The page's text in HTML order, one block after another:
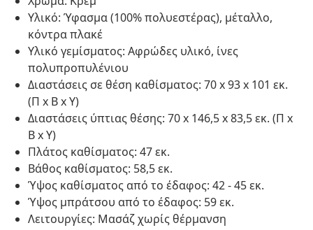
Υλικό: Ύφασμα (100% πολυεστέρας), μέταλλο,
κόντρα πλακέ
Υλικό γεμίσματος: Αφρώδες υλικό, ίνες
πολυπροπυλένιου
Διαστάσεις σε θέση καθίσματος: 70 x 93 x 101 εκ.
(Π x Β x Υ)
Διαστάσεις ύπτιας θέσης: 70 x 146,5 x 83,5 εκ. (Π x
Β x Υ)
Πλάτος καθίσματος: 47 εκ.
Βάθος καθίσματος: 58,5 εκ.
Ύψος καθίσματος από το έδαφος: 42 - 45 εκ.
Ύψος μπράτσου από το έδαφος: 59 εκ.
Λειτουργίες: Μασάζ χωρίς θέρμανση